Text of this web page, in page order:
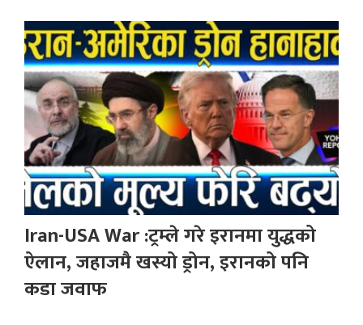
Iran-USA War :ट्रम्ले गरे इरानमा युद्धको
ऐलान, जहाजमै खस्यो ड्रोन, इरानको पनि
कडा जवाफ